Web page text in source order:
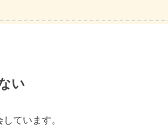
い
ています。